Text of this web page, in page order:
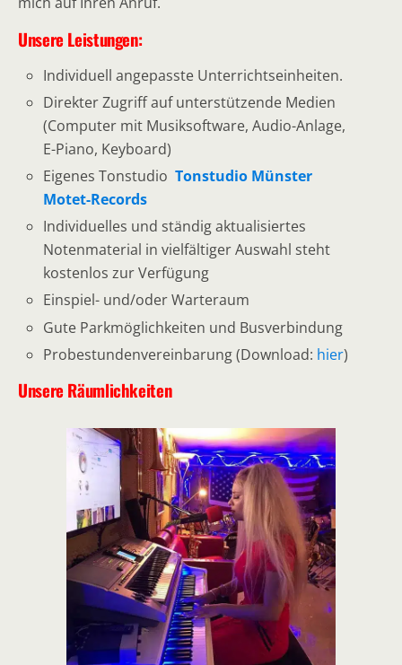
Unsere Leistungen:
Individuell angepasste Unterrichtseinheiten.
Direkter Zugriff auf unterstützende Medien
(Computer mit Musiksoftware, Audio-Anlage,
E-Piano, Keyboard)
Eigenes TonstudioTonstudio Münster
Motet-Records
Individuelles und ständig aktualisiertes
Notenmaterial in vielfältiger Auswahl steht
kostenlos zur Verfügung
Einspiel- und/oder Warteraum
Gute Parkmöglichkeiten und Busverbindung
Probestundenvereinbarung (Download: hier)
Unsere Räumlichkeiten